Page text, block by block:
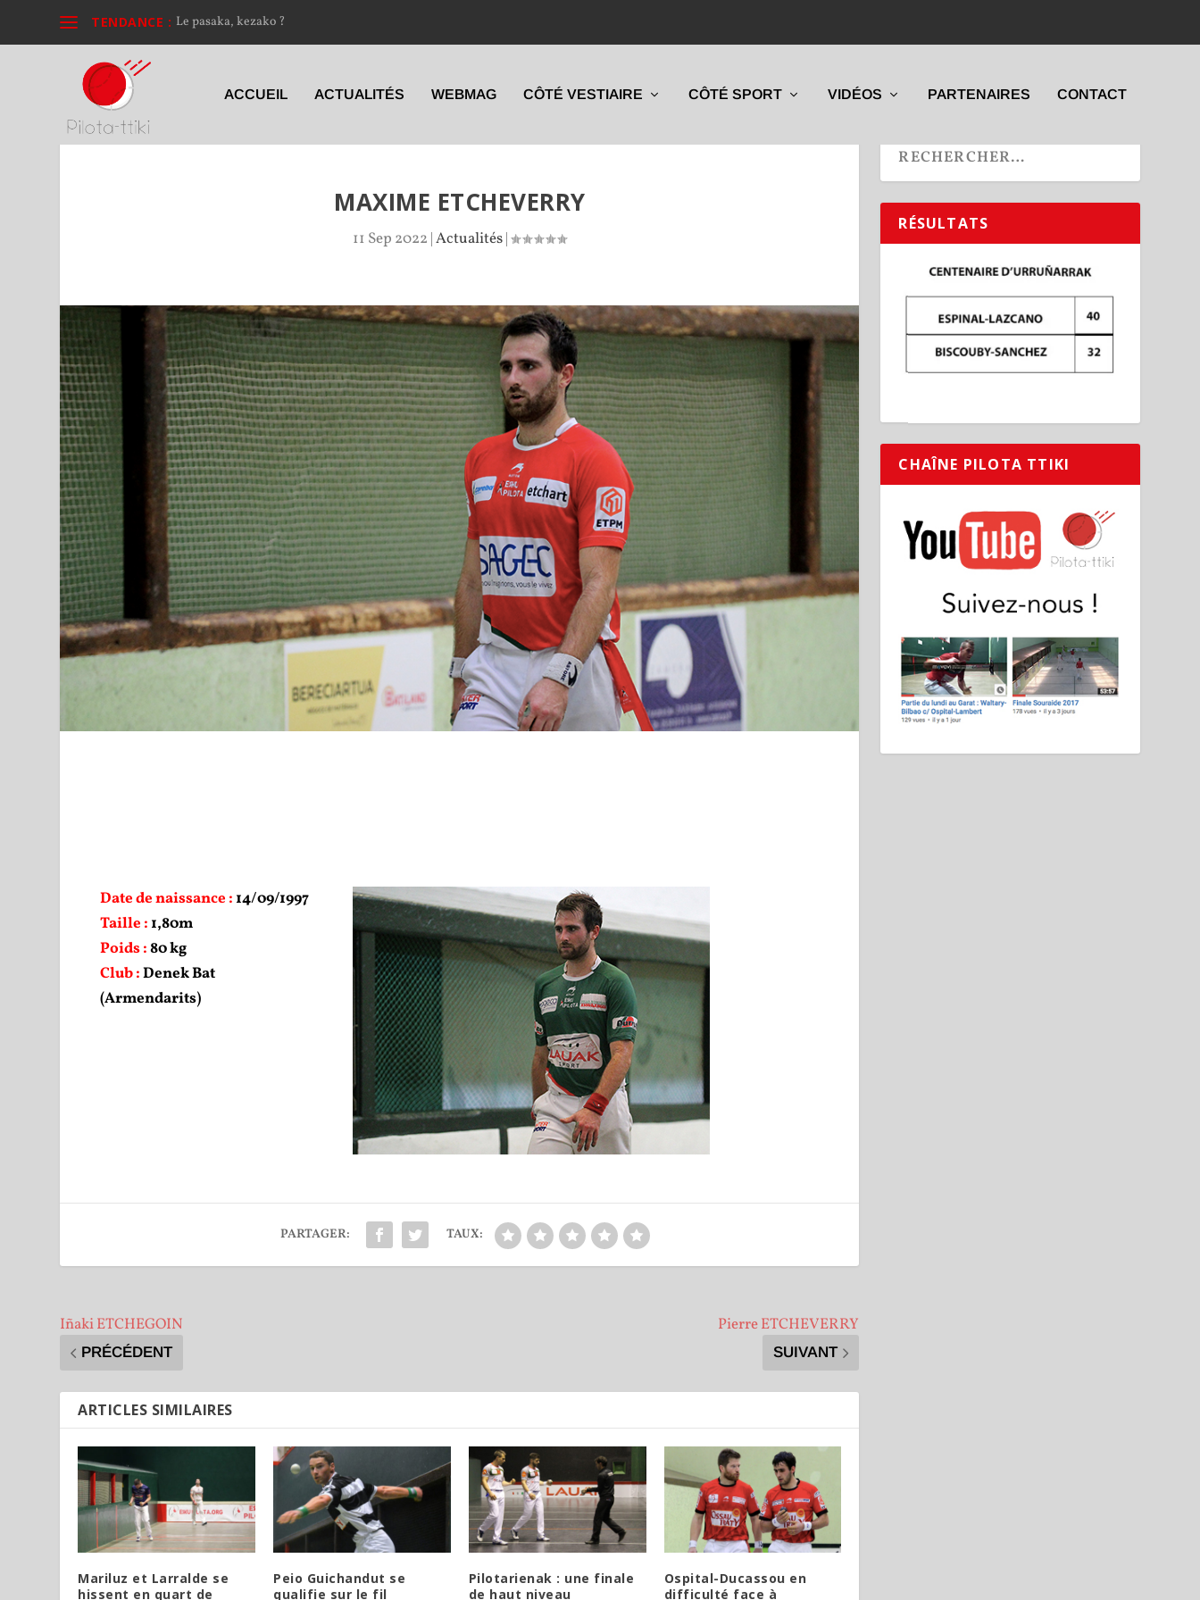
TENDANCE : Le pasaka, kezako ?
ACCUEIL ACTUALITÉS WEBMAG CÔTÉ VESTIAIRE CÔTÉ SPORT VIDÉOS PARTENAIRES CONTACT
MAXIME ETCHEVERRY
11 Sep 2022 |Actualités|
Date de naissance : 14/09/1997
Taille : 1,80m
Poids :80 kg
Club :Denek Bat
(Armendarits)
PARTAGER: TAUX:
Iñaki ETCHEGOIN
PRÉCÉDENT
Pierre ETCHEVERRY
SUIVANT
ARTICLES SIMILAIRES
Mariluz et Larralde se
hissent en quart de
Peio Guichandut se
qualifie sur le fil
Pilotarienak : une finale
de haut niveau
Ospital-Ducassou en
difficulté face à
RÉSULTATS
CHAÎNE PILOTA TTIKI